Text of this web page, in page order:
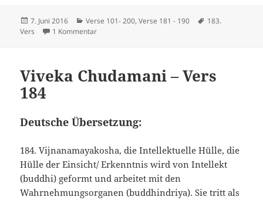
Veröffentlicht
am
7. Juni 2016 Kategorien
Verse 101- 200,Verse 181 - 190 Schlagwörter
183.
Vers
1 Kommentarzu Viveka Chudamani – Vers 183
Viveka Chudamani – Vers
184
Deutsche Übersetzung:
184. Vijnanamayakosha, die Intellektuelle Hülle, die
Hülle der Einsicht/ Erkenntnis wird von Intellekt
(buddhi) geformt und arbeitet mit den
Wahrnehmungsorganen (buddhindriya). Sie tritt als